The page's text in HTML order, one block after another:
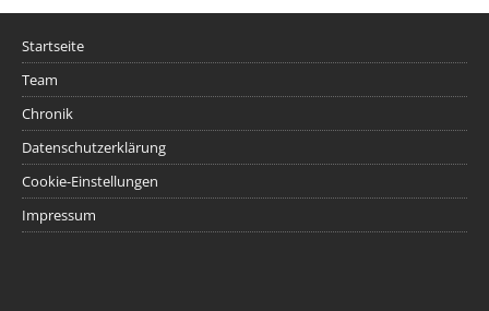
Startseite
Team
Chronik
Datenschutzerklärung
Cookie-Einstellungen
Impressum